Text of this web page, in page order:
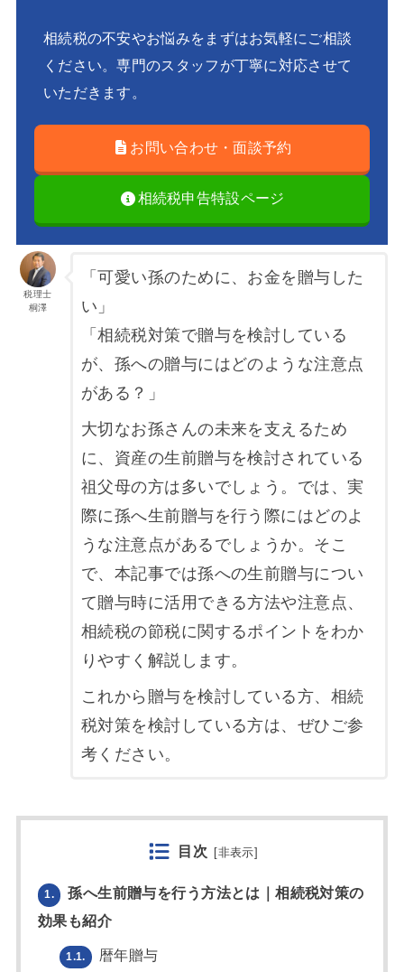
相続税の不安やお悩みをまずはお気軽にご相談
ください。専門のスタッフが丁寧に対応させて
いただきます。
お問い合わせ・面談予約
相続税申告特設ページ
税理士
桐澤
「可愛い孫のために、お金を贈与した
い」
「相続税対策で贈与を検討している
が、孫への贈与にはどのような注意点
がある？」
大切なお孫さんの未来を支えるため
に、資産の生前贈与を検討されている
祖父母の方は多いでしょう。では、実
際に孫へ生前贈与を行う際にはどのよ
うな注意点があるでしょうか。そこ
で、本記事では孫への生前贈与につい
て贈与時に活用できる方法や注意点、
相続税の節税に関するポイントをわか
りやすく解説します。
これから贈与を検討している方、相続
税対策を検討している方は、ぜひご参
考ください。
目次 [非表示]
1.
孫へ生前贈与を行う方法とは｜相続税対策の
効果も紹介
1.1. 暦年贈与